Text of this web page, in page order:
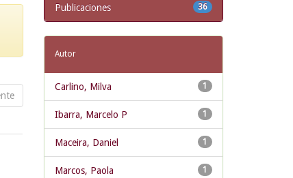
36
Publicaciones
Autor
1
Carlino, Milva
1
Ibarra, Marcelo P
1
Maceira, Daniel
1
Marcos, Paola